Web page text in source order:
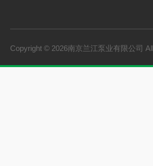
Copyright © 2026南京兰江泵业有限公司